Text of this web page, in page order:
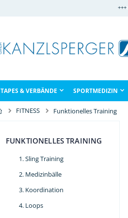
+++
TAPES & VERBÄNDE SPORTMEDIZIN
FITNESS Funktionelles Training
FUNKTIONELLES TRAINING
Sling Training
Medizinbälle
Koordination
Loops